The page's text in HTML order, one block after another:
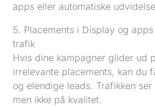
apps eller automatiske
5. Placements i Display og
trafik
Hvis dine kampagner glider ud
irrelevante placements, kan du
og elendige leads. Trafikken
men ikke på kvalitet.